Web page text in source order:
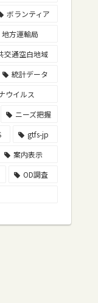
ボランティア
地方運輸局
交通空白地域
統計データ
ウイルス
ニーズ把握
gtfs-jp
案内表示
OD調査